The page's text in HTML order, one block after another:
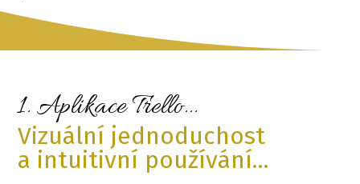
1. Aplikace Trello...
Vizuální jednoduchost
a intuitivní používání...